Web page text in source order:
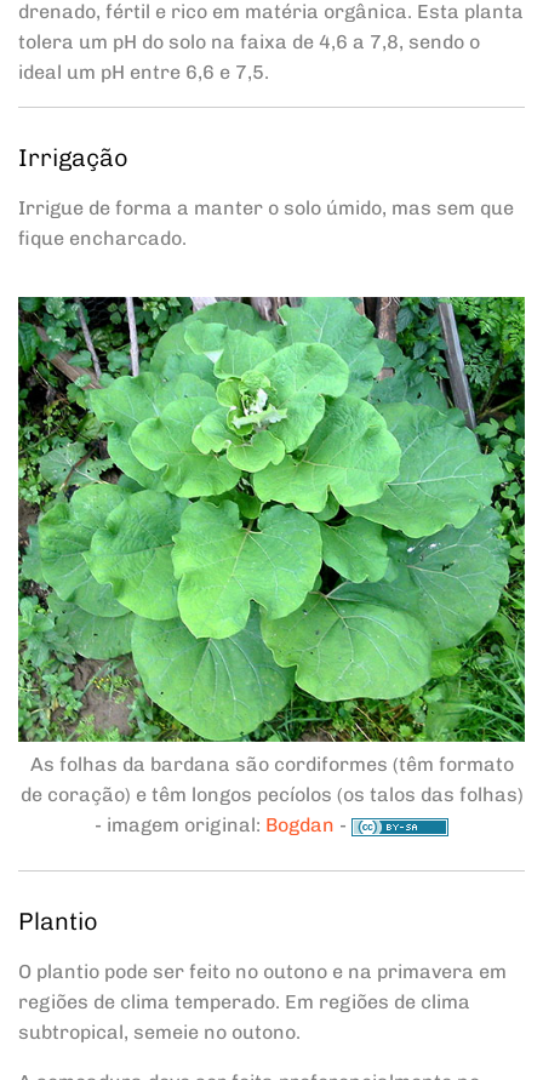
drenado, fértil e rico em matéria orgânica. Esta planta
tolera um pH do solo na faixa de 4,6 a 7,8, sendo o
ideal um pH entre 6,6 e 7,5.
Irrigação
Irrigue de forma a manter o solo úmido, mas sem que
fique encharcado.
As folhas da bardana são cordiformes (têm formato
de coração) e têm longos pecíolos (os talos das folhas)
- imagem original: Bogdan -
Plantio
O plantio pode ser feito no outono e na primavera em
regiões de clima temperado. Em regiões de clima
subtropical, semeie no outono.